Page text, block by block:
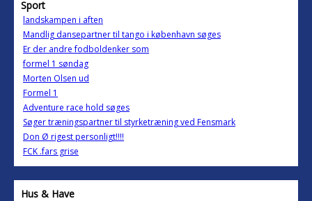
Sport
landskampen i aften
Mandlig dansepartner til tango i københavn søges
Er der andre fodboldenker som
formel 1 søndag
Morten Olsen ud
Formel 1
Adventure race hold søges
Søger træningspartner til styrketræning ved Fensmark
Don Ø rigest personligt!!!!
FCK .fars grise
Hus & Have